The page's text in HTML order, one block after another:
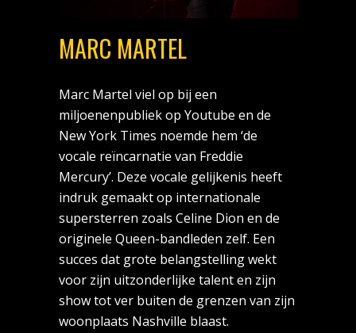
MARC MARTEL
Marc Martel viel op bij een
miljoenenpubliek op Youtube en de
New York Times noemde hem ‘de
vocale reïncarnatie van Freddie
Mercury’. Deze vocale gelijkenis heeft
indruk gemaakt op internationale
supersterren zoals Celine Dion en de
originele Queen-bandleden zelf. Een
succes dat grote belangstelling wekt
voor zijn uitzonderlijke talent en zijn
show tot ver buiten de grenzen van zijn
woonplaats Nashville blaast.